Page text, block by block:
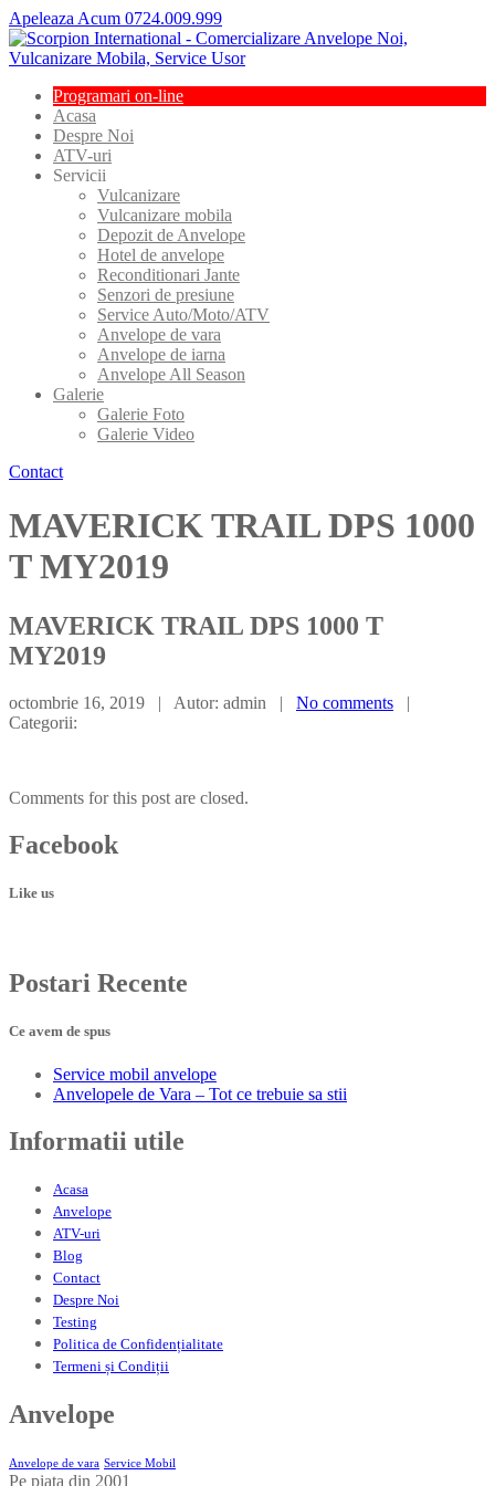
Apeleaza Acum 0724.009.999
Programari on-line
Acasa
Despre Noi
ATV-uri
Servicii
Vulcanizare
Vulcanizare mobila
Depozit de Anvelope
Hotel de anvelope
Reconditionari Jante
Senzori de presiune
Service Auto/Moto/ATV
Anvelope de vara
Anvelope de iarna
Anvelope All Season
Galerie
Galerie Foto
Galerie Video
Contact
MAVERICK TRAIL DPS 1000
T MY2019
MAVERICK TRAIL DPS 1000 T
MY2019
octombrie 16, 2019 | Autor: admin | No comments |
Categorii:
Comments for this post are closed.
Facebook
Like us
Postari Recente
Ce avem de spus
Service mobil anvelope
Anvelopele de Vara – Tot ce trebuie sa stii
Informatii utile
Acasa
Anvelope
ATV-uri
Blog
Contact
Despre Noi
Testing
Politica de Confidențialitate
Termeni și Condiții
Anvelope
Anvelope de vara Service Mobil
Pe piata din 2001